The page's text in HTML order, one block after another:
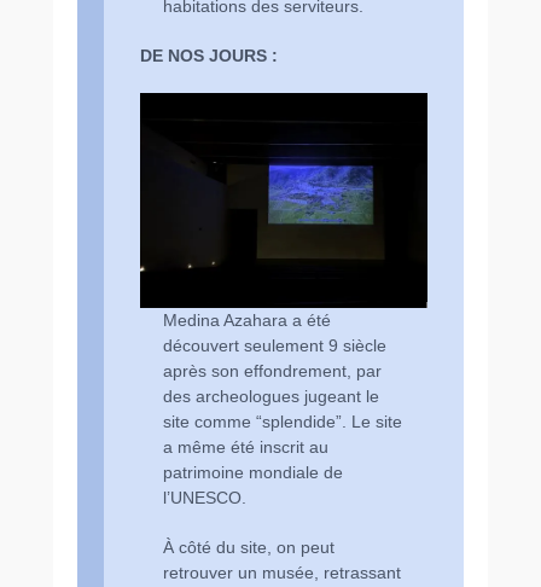
habitations des serviteurs.
DE NOS JOURS :
Medina Azahara a été
découvert seulement 9 siècle
après son effondrement, par
des archeologues jugeant le
site comme “splendide”. Le site
a même été inscrit au
patrimoine mondiale de
l’UNESCO.
À côté du site, on peut
retrouver un musée, retrassant